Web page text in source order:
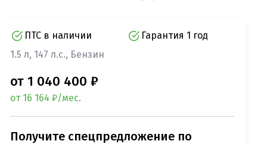
ПТС в наличии
Гарантия 1 год
1.5 л, 147 л.с., Бензин
от 1 040 400 ₽
от 16 164 ₽/мес.
Получите спецпредложение по